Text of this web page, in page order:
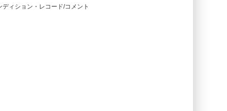
ィション・レコード/コメント